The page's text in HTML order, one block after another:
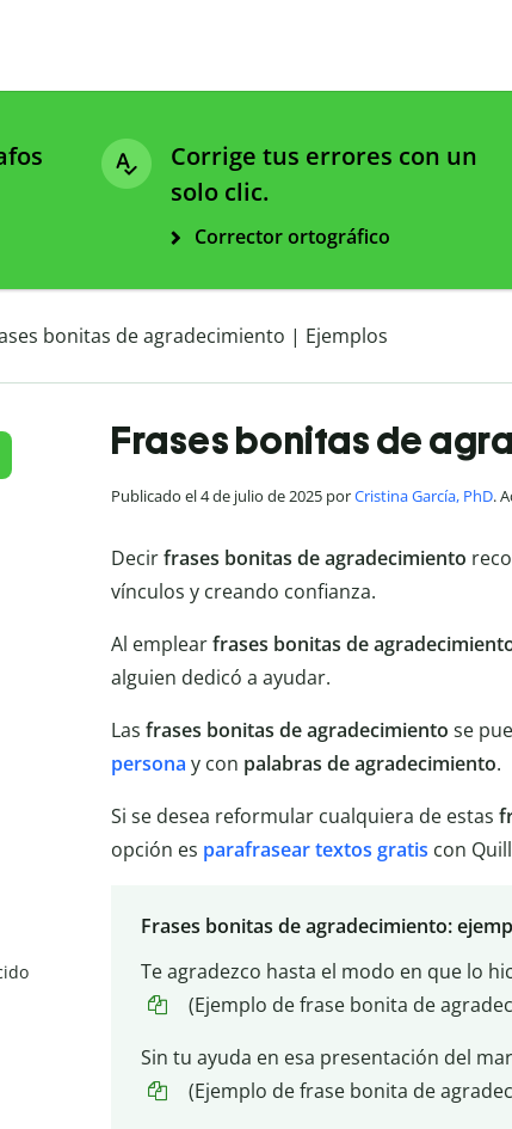
Corrige tus errores con un
solo clic.
Corrector ortográfico
bonitas de agradecimiento | Ejemplos
Frases bonitas de
Publicado el 4 de julio de 2025 porCristina García, PhD.
Decirfrases bonitas de agradecimiento
vínculos y creando confianza.
Al emplearfrases bonitas de
alguien dedicó a ayudar.
Las frases bonitas de agradecimiento se
persona y con palabras de agradecimiento.
Si se desea reformular cualquiera de estas
opción es parafrasear textos gratis con
Frases bonitas de agradecimiento:
Te agradezco hasta el modo en que lo
(Ejemplo de frase bonita de
Sin tu ayuda en esa presentación del
(Ejemplo de frase bonita de